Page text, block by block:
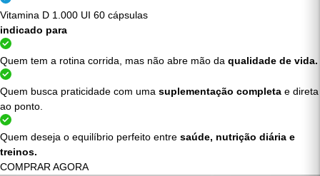
Multivitamínico 60 cápsulas
Vitamina D 1.000 UI 60 cápsulas
indicado para
Quem tem a rotina corrida, mas não abre mão daqualidade de vida.
Quem busca praticidade com uma
ao ponto.
Quem deseja o equilíbrio perfeito entre